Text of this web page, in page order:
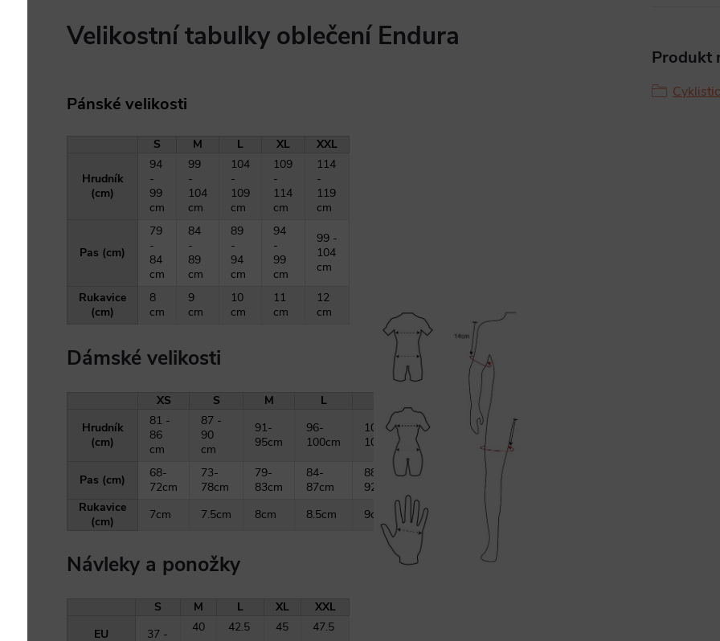
Velikostní tabulky oblečení Endura
Pánské velikosti
S M L XL XXL
Hrudník
(cm)
94
-
99
cm
99
-
104
cm
104
-
109
cm
109
-
114
cm
114
-
119
cm
Pas (cm)
79
-
84
cm
84
-
89
cm
89
-
94
cm
94
-
99
cm
99 -
104
cm
Rukavice
(cm)
8
cm
9
cm
10
cm
11
cm
12
cm
Dámské velikosti
XS S M L
Hrudník
(cm)
81 -
86
cm
87 -
90
cm
91-
95cm
96-
100cm
101-
105cm
Pas (cm)
68-
72cm
73-
78cm
79-
83cm
84-
87cm
88-
92cm
Rukavice
(cm)
7cm 7.5cm 8cm 8.5cm 9cm
Návleky a ponožky
S M L XL
XXL
EU
37 -
40
42.5
45
47.5
Produkt